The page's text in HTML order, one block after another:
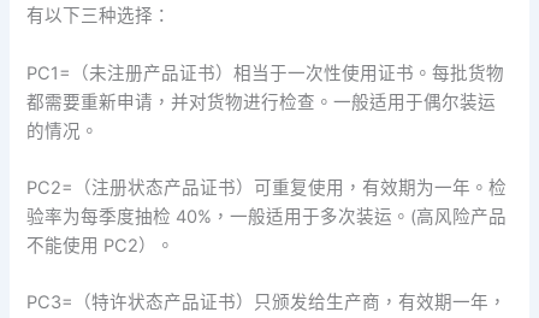
有以下三种选择：
PC1=（未注册产品证书）相当于一次性使用证书。每批货物
都需要重新申请，并对货物进行检查。一般适用于偶尔装运
的情况。
PC2=（注册状态产品证书）可重复使用，有效期为一年。检
验率为每季度抽检 40%，一般适用于多次装运。(高风险产品
不能使用 PC2）。
PC3=（特许状态产品证书）只颁发给生产商，有效期一年，